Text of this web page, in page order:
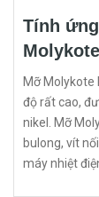
Tính
Mỡ Molykote
độ rất cao,
nikel. Mỡ
bulong, vít
máy nhiệt